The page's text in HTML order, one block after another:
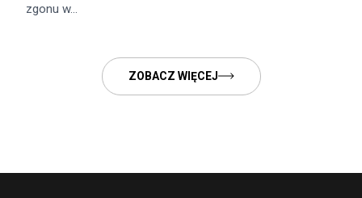
zgonu w…
ZOBACZ WIĘCEJ